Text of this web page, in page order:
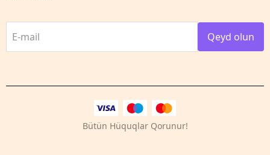
E-mail Qeyd olun
Bütün Hüquqlar Qorunur!